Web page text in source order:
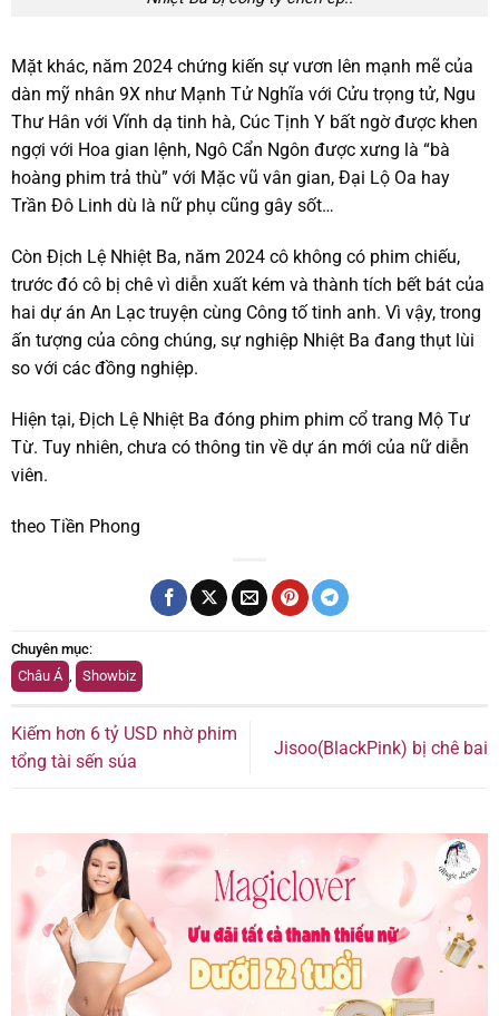
Mặt khác, năm 2024 chứng kiến sự vươn lên mạnh mẽ của
dàn mỹ nhân 9X như Mạnh Tử Nghĩa với Cửu trọng tử, Ngu
Thư Hân với Vĩnh dạ tinh hà, Cúc Tịnh Y bất ngờ được khen
ngợi với Hoa gian lệnh, Ngô Cẩn Ngôn được xưng là “bà
hoàng phim trả thù” với Mặc vũ vân gian, Đại Lộ Oa hay
Trần Đô Linh dù là nữ phụ cũng gây sốt…
Còn Địch Lệ Nhiệt Ba, năm 2024 cô không có phim chiếu,
trước đó cô bị chê vì diễn xuất kém và thành tích bết bát của
hai dự án An Lạc truyện cùng Công tố tinh anh. Vì vậy, trong
ấn tượng của công chúng, sự nghiệp Nhiệt Ba đang thụt lùi
so với các đồng nghiệp.
Hiện tại, Địch Lệ Nhiệt Ba đóng phim phim cổ trang Mộ Tư
Từ. Tuy nhiên, chưa có thông tin về dự án mới của nữ diễn
viên.
theo Tiền Phong
Chuyên mục:
Châu Á , Showbiz
Kiếm hơn 6 tỷ USD nhờ phim
tổng tài sến súa
Jisoo(BlackPink) bị chê bai